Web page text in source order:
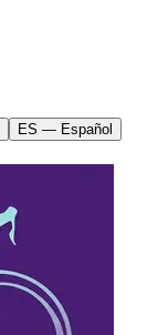
ES — Español